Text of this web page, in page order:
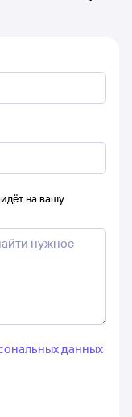
на вашу
данных